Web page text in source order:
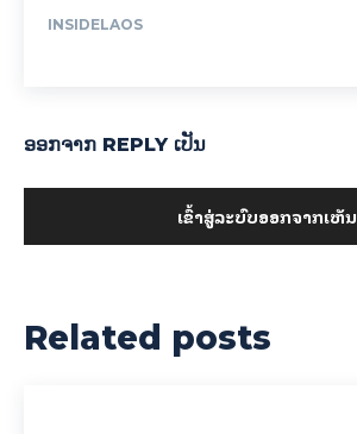
INSIDELAOS
ອອກ​ຈາກ REPLY ເປັນ
ເຂົ້າ​ສູ່​ລະ​ບົບ​ອອກ​ຈາກ​ເຫັນ
Related posts